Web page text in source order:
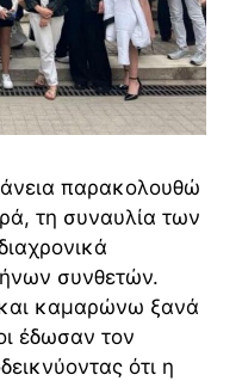
παρακολουθώ
τη συναυλία των
συνθετών.
καμαρώνω ξανά
έδωσαν τον
ότι η